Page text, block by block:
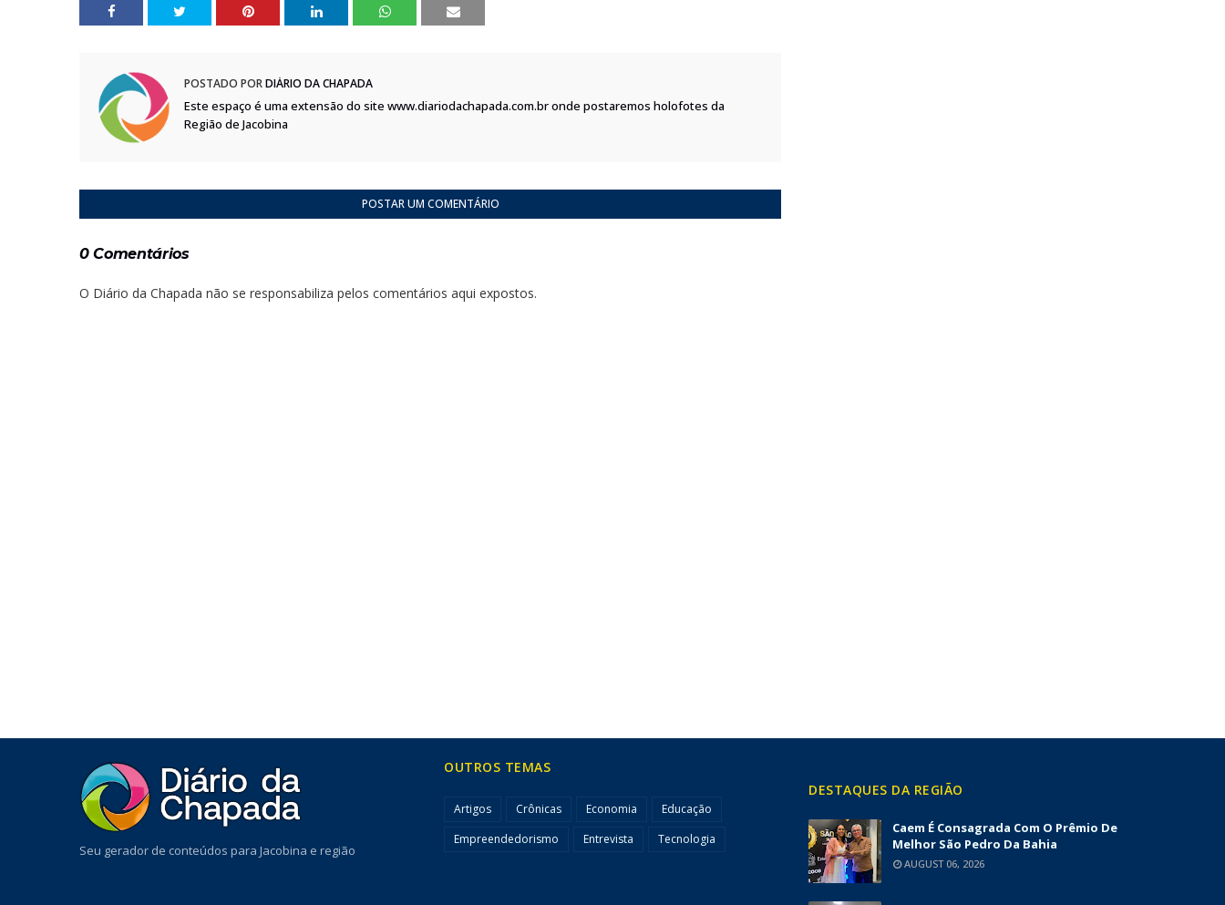
POSTADO PORDIÁRIO DA CHAPADA
Este espaço é uma extensão do site www.diariodachapada.com.br onde postaremos holofotes da
Região de Jacobina
POSTAR UM COMENTÁRIO
0 Comentários
O Diário da Chapada não se responsabiliza pelos comentários aqui expostos.
Seu gerador de conteúdos para Jacobina e região
OUTROS TEMAS
Artigos Crônicas Economia
Educação
Empreendedorismo
Entrevista Tecnologia
DESTAQUES DA REGIÃO
Caem É Consagrada Com O Prêmio De
Melhor São Pedro Da Bahia
AUGUST 06, 2026